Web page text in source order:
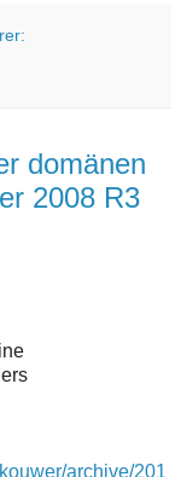
domänen
2008 R3
archive/201